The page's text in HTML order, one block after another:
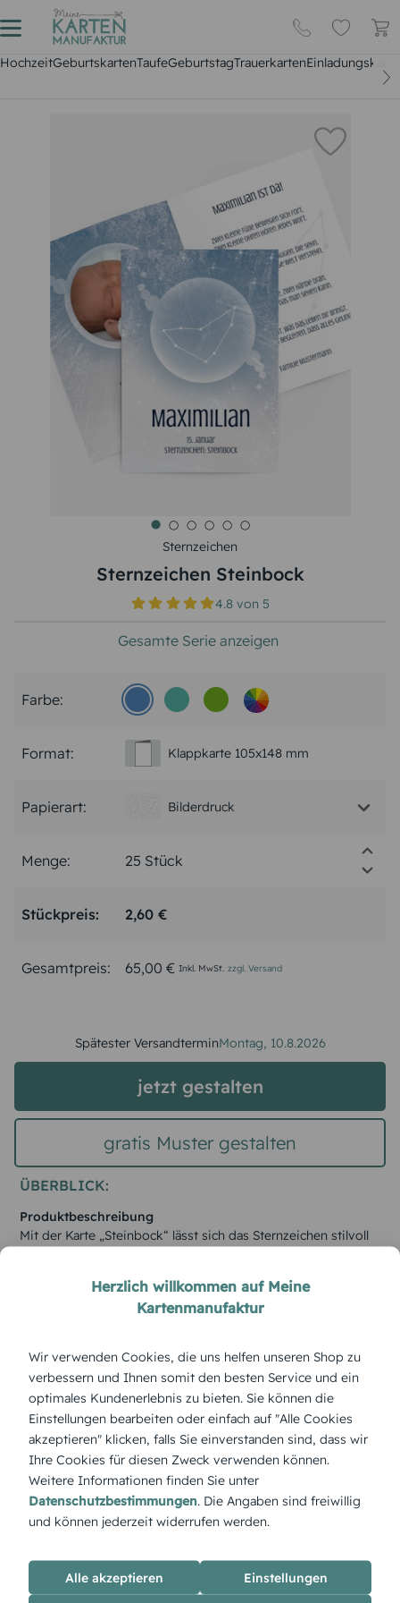
HochzeitGeburtskartenTaufeGeburtstagTrauerkarten
Sternzeichen
Sternzeichen Steinbock
4.8 von5
Gesamte Serie anzeigen
Farbe:
Format: Klappkarte 105x148 mm
Papierart: Bilderdruck
Menge:
Stückpreis: 2,60 €
Gesamtpreis: 65,00 € Inkl. MwSt. zzgl. Versand
Spätester VersandterminMontag, 10.8.2026
jetzt gestalten
gratis Muster gestalten
ÜBERBLICK:
Produktbeschreibung
Mit der Karte „Steinbock“ lässt sich das Sternzeichen stilvoll
Herzlich willkommen auf Meine
Kartenmanufaktur
Wir verwenden Cookies, die uns helfen unseren Shop zu
verbessern und Ihnen somit den besten Service und ein
optimales Kundenerlebnis zu bieten. Sie können die
Einstellungen bearbeiten oder einfach auf "Alle Cookies
akzeptieren" klicken, falls Sie einverstanden sind, dass wir
Ihre Cookies für diesen Zweck verwenden können.
Weitere Informationen finden Sie unter
Datenschutzbestimmungen. Die Angaben sind freiwillig
und können jederzeit widerrufen werden.
Alle akzeptieren Einstellungen